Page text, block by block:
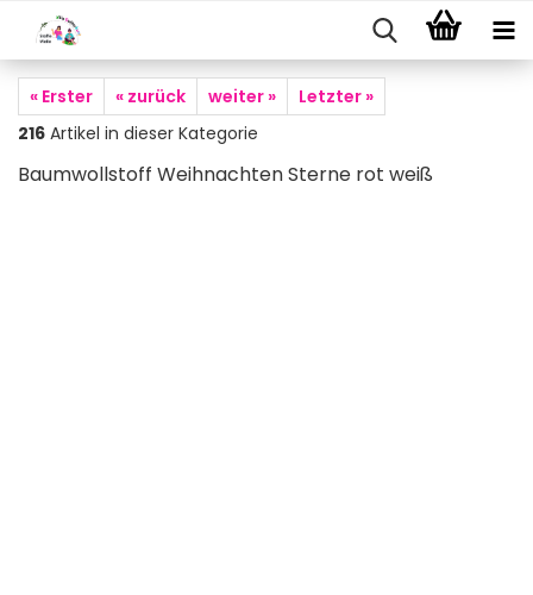
« Erster « zurück weiter »
Letzter »
216 Artikel in dieser Kategorie
Baumwollstoff Weihnachten Sterne rot weiß